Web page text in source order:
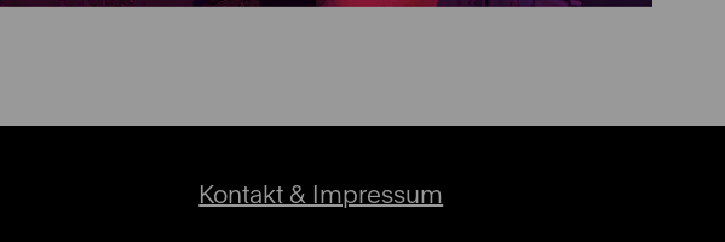
Kontakt & Impressum